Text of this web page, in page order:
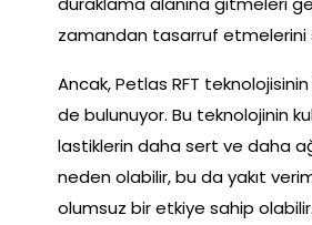
zamandan tasarruf etmelerini
Ancak, Petlas RFT
de bulunuyor. Bu teknolojinin
lastiklerin daha sert ve daha
neden olabilir, bu da yakıt
olumsuz bir etkiye sahip olabilir.